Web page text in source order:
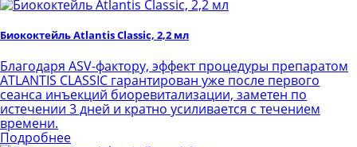
Биококтейль Atlantis Classic, 2,2 мл
Благодаря ASV-фактору, эффект процедуры препаратом
ATLANTIS CLASSIC гарантирован уже после первого
сеанса инъекций биоревитализации, заметен по
истечении 3 дней и кратно усиливается с течением
времени.
Подробнее